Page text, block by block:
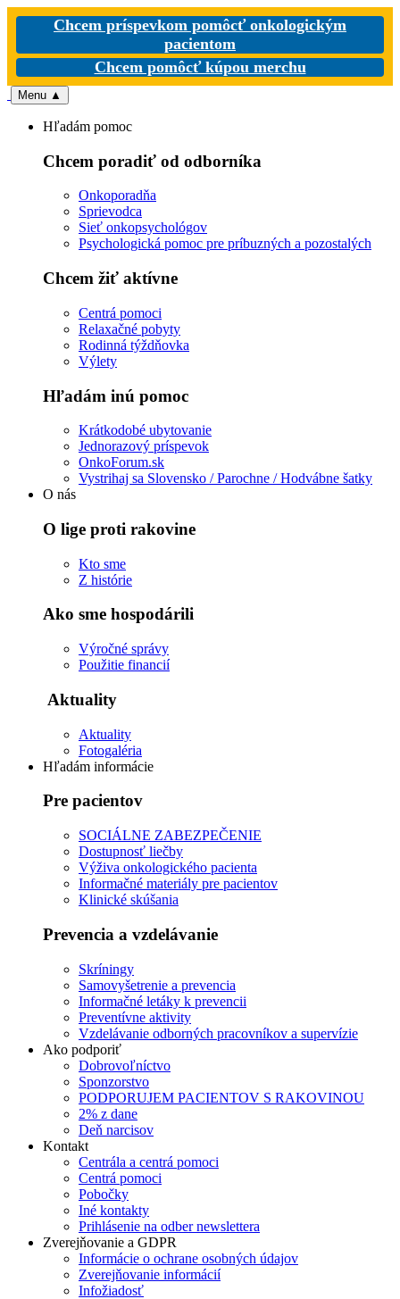
Chcem príspevkom pomôcť onkologickým
pacientom
Chcem pomôcť kúpou merchu
Menu ▲
Hľadám pomoc
Chcem poradiť od odborníka
Onkoporadňa
Sprievodca
Sieť onkopsychológov
Psychologická pomoc pre príbuzných a pozostalých
Chcem žiť aktívne
Centrá pomoci
Relaxačné pobyty
Rodinná týždňovka
Výlety
Hľadám inú pomoc
Krátkodobé ubytovanie
Jednorazový príspevok
OnkoForum.sk
Vystrihaj sa Slovensko / Parochne / Hodvábne šatky
O nás
O lige proti rakovine
Kto sme
Z histórie
Ako sme hospodárili
Výročné správy
Použitie financií
Aktuality
Aktuality
Fotogaléria
Hľadám informácie
Pre pacientov
SOCIÁLNE ZABEZPEČENIE
Dostupnosť liečby
Výživa onkologického pacienta
Informačné materiály pre pacientov
Klinické skúšania
Prevencia a vzdelávanie
Skríningy
Samovyšetrenie a prevencia
Informačné letáky k prevencii
Preventívne aktivity
Vzdelávanie odborných pracovníkov a supervízie
Ako podporiť
Dobrovoľníctvo
Sponzorstvo
PODPORUJEM PACIENTOV S RAKOVINOU
2% z dane
Deň narcisov
Kontakt
Centrála a centrá pomoci
Centrá pomoci
Pobočky
Iné kontakty
Prihlásenie na odber newslettera
Zverejňovanie a GDPR
Informácie o ochrane osobných údajov
Zverejňovanie informácií
Infožiadosť